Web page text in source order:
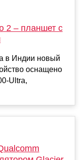
2 – планшет с
в Индии новый
оснащено
Ultra,